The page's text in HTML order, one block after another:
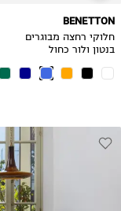
BENETTON
חלוקי רחצה מבוגרים
בנטון ולור כחול